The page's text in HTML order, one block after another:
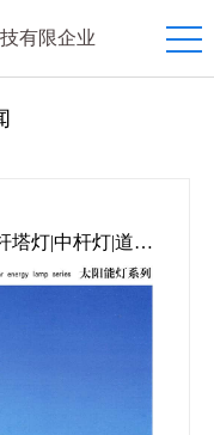
有限企业
塔灯|中杆灯|道路
灯|工矿灯|机床灯|